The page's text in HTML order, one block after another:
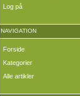
Log på
NAVIGATION
Forside
Kategorier
Alle artikler